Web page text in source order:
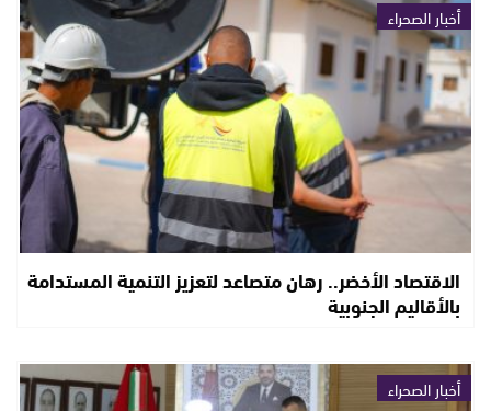
أخبار الصحراء
الاقتصاد الأخضر.. رهان متصاعد لتعزيز التنمية المستدامة
بالأقاليم الجنوبية
أخبار الصحراء